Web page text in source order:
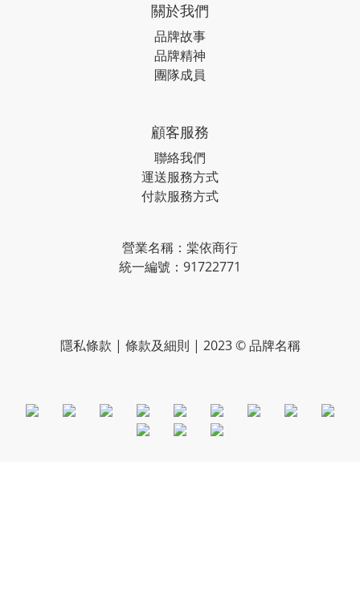
關於我們
品牌故事
品牌精神
團隊成員
顧客服務
聯絡我們
運送服務方式
付款服務方式
營業名稱：棠依商行
統一編號：91722771
隱私條款 | 條款及細則 | 2023 © 品牌名稱